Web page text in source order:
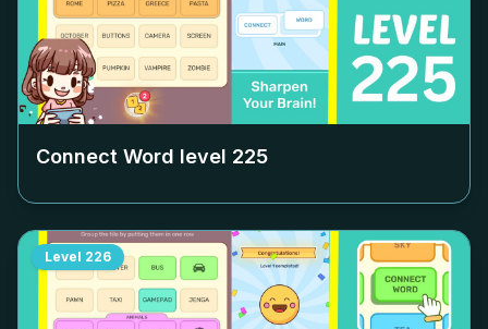
Connect Word level 225
Level 226